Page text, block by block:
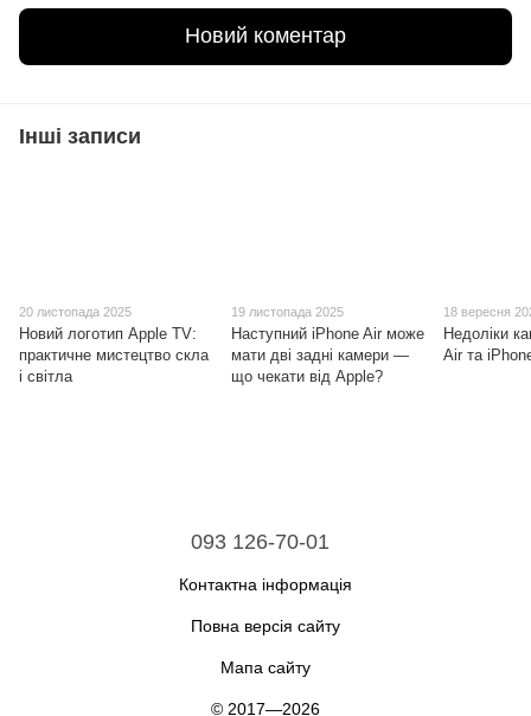
Новий коментар
Інші записи
20 листопада 2025
Новий логотип Apple TV:
практичне мистецтво скла
і світла
19 листопада 2025
Наступний iPhone Air може
мати дві задні камери —
що чекати від Apple?
18 вересня
Недоліки
Air та
093 126-70-01
Контактна інформація
Повна версія сайту
Мапа сайту
© 2017—2026